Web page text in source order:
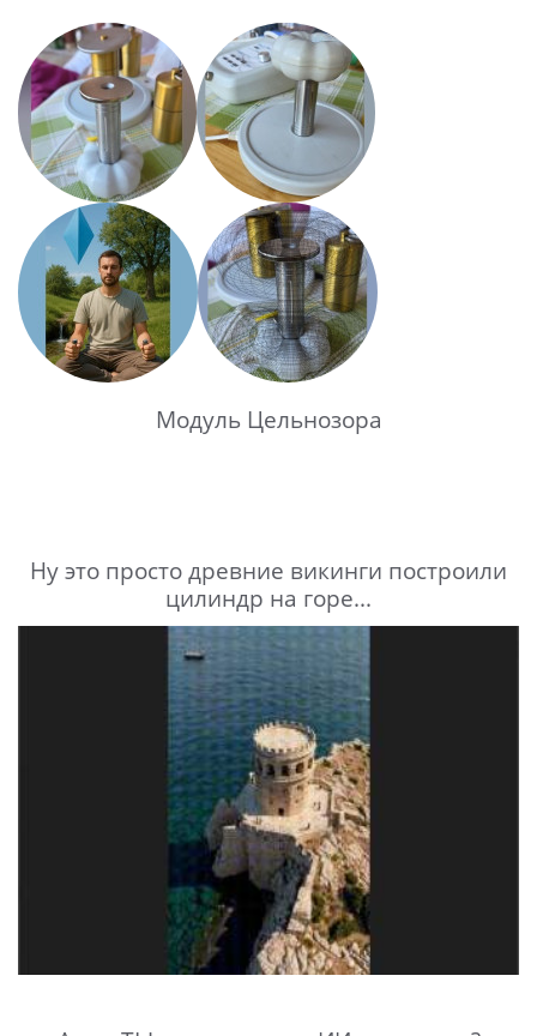
Модуль Цельнозора
Ну это просто древние викинги построили
цилиндр на горе...